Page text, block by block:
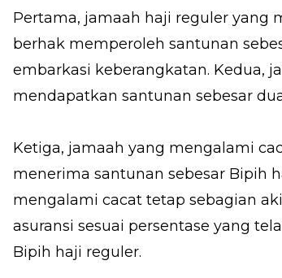
Pertama, jamaah haji reguler yang
berhak memperoleh santunan
embarkasi keberangkatan. Kedua,
mendapatkan santunan sebesar
Ketiga, jamaah yang mengalami
menerima santunan sebesar Bipih
mengalami cacat tetap sebagian
asuransi sesuai persentase yang
Bipih haji reguler.